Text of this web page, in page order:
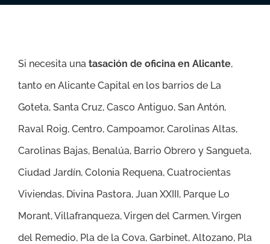
Si necesita una tasación de oficina en Alicante,
tanto en Alicante Capital en los barrios de La
Goteta, Santa Cruz, Casco Antiguo, San Antón,
Raval Roig, Centro, Campoamor, Carolinas Altas,
Carolinas Bajas, Benalúa, Barrio Obrero y Sangueta,
Ciudad Jardín, Colonia Requena, Cuatrocientas
Viviendas, Divina Pastora, Juan XXIII, Parque Lo
Morant, Villafranqueza, Virgen del Carmen, Virgen
del Remedio, Pla de la Cova, Garbinet, Altozano, Pla